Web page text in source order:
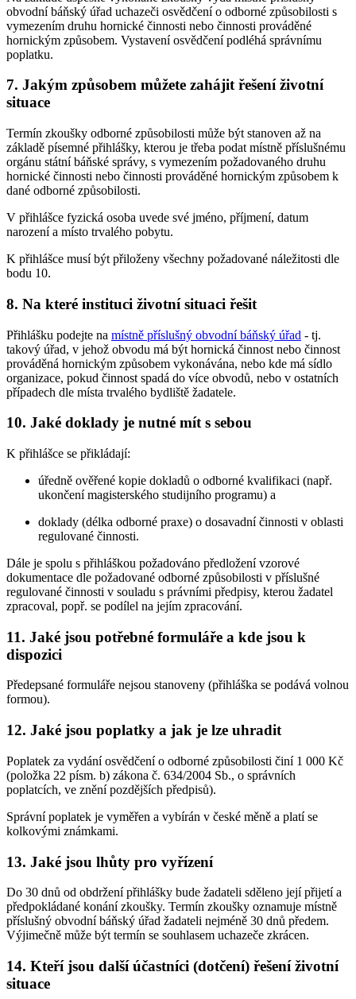
obvodní báňský úřad uchazeči osvědčení o odborné způsobilosti s
vymezením druhu hornické činnosti nebo činnosti prováděné
hornickým způsobem. Vystavení osvědčení podléhá správnímu
poplatku.
7. Jakým způsobem můžete zahájit řešení životní
situace
Termín zkoušky odborné způsobilosti může být stanoven až na
základě písemné přihlášky, kterou je třeba podat místně příslušnému
orgánu státní báňské správy, s vymezením požadovaného druhu
hornické činnosti nebo činnosti prováděné hornickým způsobem k
dané odborné způsobilosti.
V přihlášce fyzická osoba uvede své jméno, příjmení, datum
narození a místo trvalého pobytu.
K přihlášce musí být přiloženy všechny požadované náležitosti dle
bodu 10.
8. Na které instituci životní situaci řešit
Přihlášku podejte na místně příslušný obvodní báňský úřad - tj.
takový úřad, v jehož obvodu má být hornická činnost nebo činnost
prováděná hornickým způsobem vykonávána, nebo kde má sídlo
organizace, pokud činnost spadá do více obvodů, nebo v ostatních
případech dle místa trvalého bydliště žadatele.
10. Jaké doklady je nutné mít s sebou
K přihlášce se přikládají:
úředně ověřené kopie dokladů o odborné kvalifikaci (např.
ukončení magisterského studijního programu) a
doklady (délka odborné praxe) o dosavadní činnosti v oblasti
regulované činnosti.
Dále je spolu s přihláškou požadováno předložení vzorové
dokumentace dle požadované odborné způsobilosti v příslušné
regulované činnosti v souladu s právními předpisy, kterou žadatel
zpracoval, popř. se podílel na jejím zpracování.
11. Jaké jsou potřebné formuláře a kde jsou k
dispozici
Předepsané formuláře nejsou stanoveny (přihláška se podává volnou
formou).
12. Jaké jsou poplatky a jak je lze uhradit
Poplatek za vydání osvědčení o odborné způsobilosti činí 1 000 Kč
(položka 22 písm. b) zákona č. 634/2004 Sb., o správních
poplatcích, ve znění pozdějších předpisů).
Správní poplatek je vyměřen a vybírán v české měně a platí se
kolkovými známkami.
13. Jaké jsou lhůty pro vyřízení
Do 30 dnů od obdržení přihlášky bude žadateli sděleno její přijetí a
předpokládané konání zkoušky. Termín zkoušky oznamuje místně
příslušný obvodní báňský úřad žadateli nejméně 30 dnů předem.
Výjimečně může být termín se souhlasem uchazeče zkrácen.
14. Kteří jsou další účastníci (dotčení) řešení životní
situace